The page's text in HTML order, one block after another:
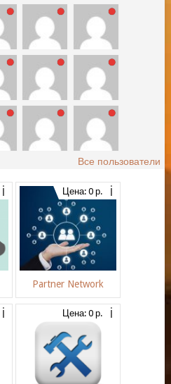
Все пользователи
Цена: 0 р.
Partner Network
Цена: 0 р.